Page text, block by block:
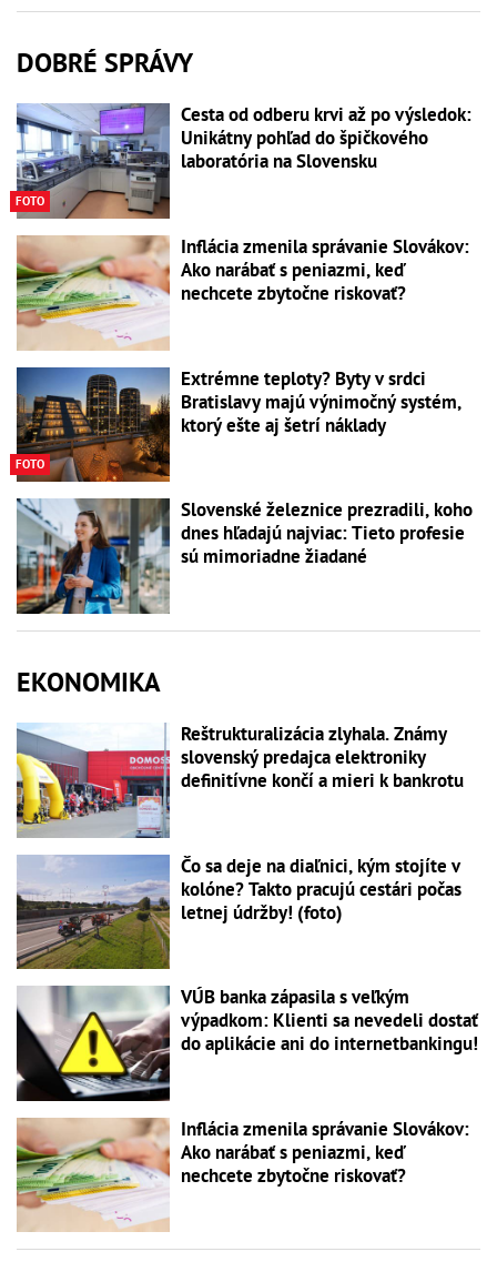
DOBRÉ SPRÁVY
FOTO
Cesta od odberu krvi až po výsledok:
Unikátny pohľad do špičkového
laboratória na Slovensku
Inflácia zmenila správanie Slovákov:
Ako narábať s peniazmi, keď
nechcete zbytočne riskovať?
FOTO
Extrémne teploty? Byty v srdci
Bratislavy majú výnimočný systém,
ktorý ešte aj šetrí náklady
Slovenské železnice prezradili, koho
dnes hľadajú najviac: Tieto profesie
sú mimoriadne žiadané
EKONOMIKA
Reštrukturalizácia zlyhala. Známy
slovenský predajca elektroniky
definitívne končí a mieri k bankrotu
Čo sa deje na diaľnici, kým stojíte v
kolóne? Takto pracujú cestári počas
letnej údržby! (foto)
VÚB banka zápasila s veľkým
výpadkom: Klienti sa nevedeli dostať
do aplikácie ani do internetbankingu!
Inflácia zmenila správanie Slovákov:
Ako narábať s peniazmi, keď
nechcete zbytočne riskovať?